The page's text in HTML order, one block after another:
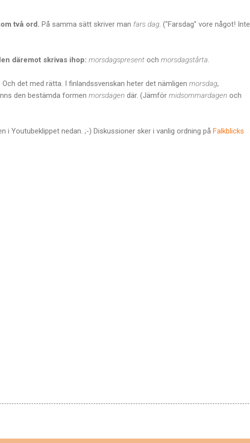
två ord. På samma sätt skriver man fars dag . ("Farsdag" vore något! Inte
däremot skrivas ihop: morsdagspresent och morsdagstårta
Och det med rätta. I finlandssvenskan heter det nämligen morsdag,
den bestämda formen morsdagen där. (Jämför midsommardagen och
i Youtubeklippet nedan. ;-) Diskussioner sker i vanlig ordning på Falkblicks